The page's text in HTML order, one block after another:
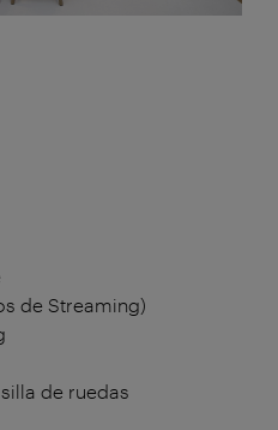
de Streaming)
de ruedas